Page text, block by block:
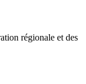
régionale et des